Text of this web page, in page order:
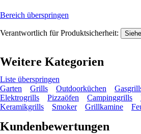
Bereich überspringen
Verantwortlich für Produktsicherheit:
Weitere Kategorien
Liste überspringen
Garten
Grills Outdoorküchen
Elektrogrills
Pizzaöfen Campinggrills
Keramikgrills
Smoker Grillkamine
Kundenbewertungen